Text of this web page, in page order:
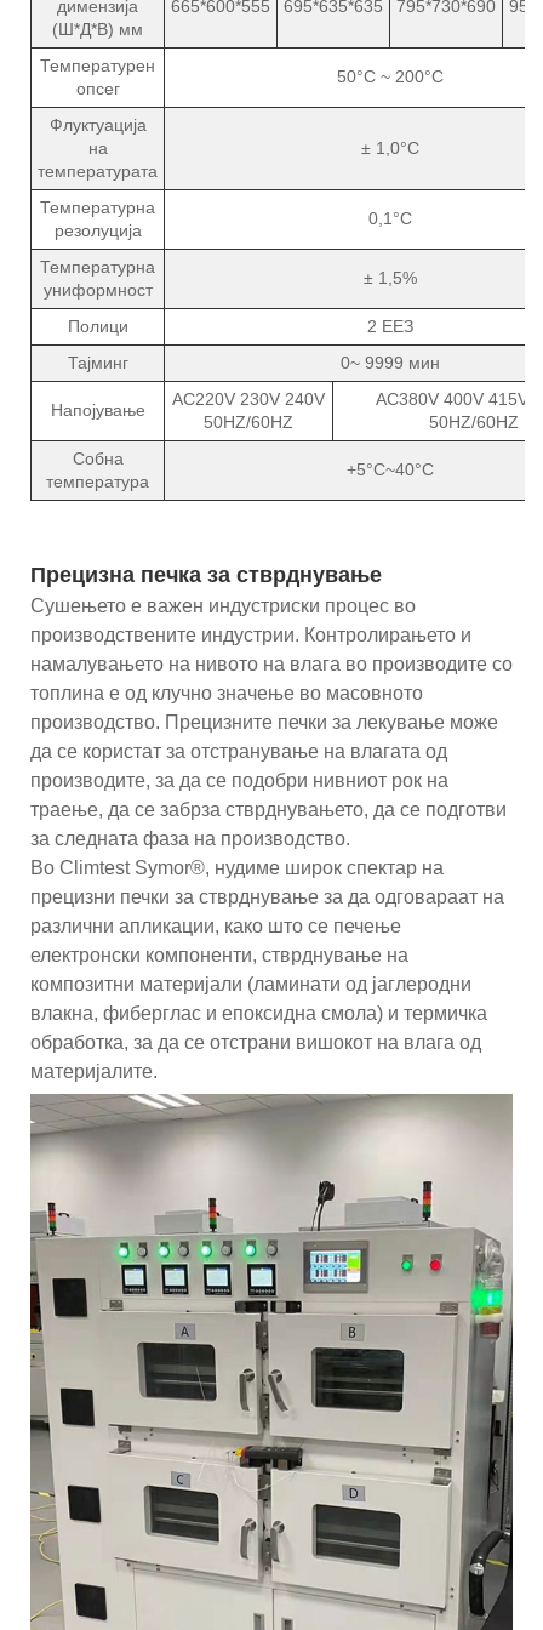
димензија
(Ш*Д*В) мм
665*600*555 695*635*635 795*730*690
Температурен
опсег
50°C ~ 200°C
Флуктуација
на
температурата
± 1,0°C
Температурна
резолуција
0,1°C
Температурна
униформност
± 1,5%
Полици
2 ЕЕЗ
Тајминг
0~ 9999 мин
Напојување
AC220V 230V 240V
50HZ/60HZ
AC380V 400V 415V
50HZ/60HZ
Собна
температура
+5°C~40°C
Прецизна печка за стврднување
Сушењето е важен индустриски процес во
производствените индустрии. Контролирањето и
намалувањето на нивото на влага во производите со
топлина е од клучно значење во масовното
производство. Прецизните печки за лекување може
да се користат за отстранување на влагата од
производите, за да се подобри нивниот рок на
траење, да се забрза стврднувањето, да се подготви
за следната фаза на производство.
Во Climtest Symor®, нудиме широк спектар на
прецизни печки за стврднување за да одговараат на
различни апликации, како што се печење
електронски компоненти, стврднување на
композитни материјали (ламинати од јаглеродни
влакна, фиберглас и епоксидна смола) и термичка
обработка, за да се отстрани вишокот на влага од
материјалите.